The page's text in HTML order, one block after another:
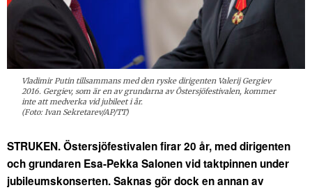
Vladimir Putin tillsammans med den ryske dirigenten Valerij Gergiev
2016. Gergiev, som är en av grundarna av Östersjöfestivalen, kommer
inte att medverka vid jubileet i år.
(Foto: Ivan Sekretarev/AP/TT)
STRUKEN. Östersjöfestivalen firar 20 år, med dirigenten
och grundaren Esa-Pekka Salonen vid taktpinnen under
jubileumskonserten. Saknas gör dock en annan av